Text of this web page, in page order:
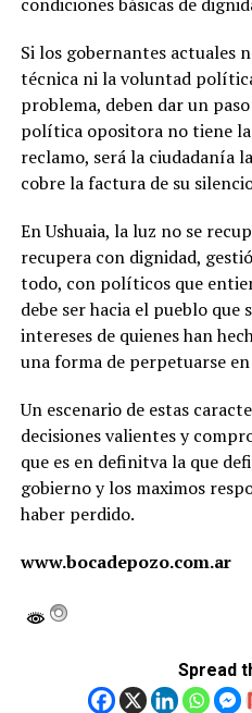
condiciones básicas de
Si los gobernantes actuales
técnica ni la voluntad
problema, deben dar un
política opositora no tiene
reclamo, será la ciudadanía
cobre la factura de su
En Ushuaia, la luz no se
recupera con dignidad,
todo, con políticos que
debe ser hacia el pueblo
intereses de quienes han
una forma de perpetuarse
Un escenario de estas
decisiones valientes y
que es en definitva la que
gobierno y los maximos
haber perdido.
www.bocadepozo.com.ar
Spread